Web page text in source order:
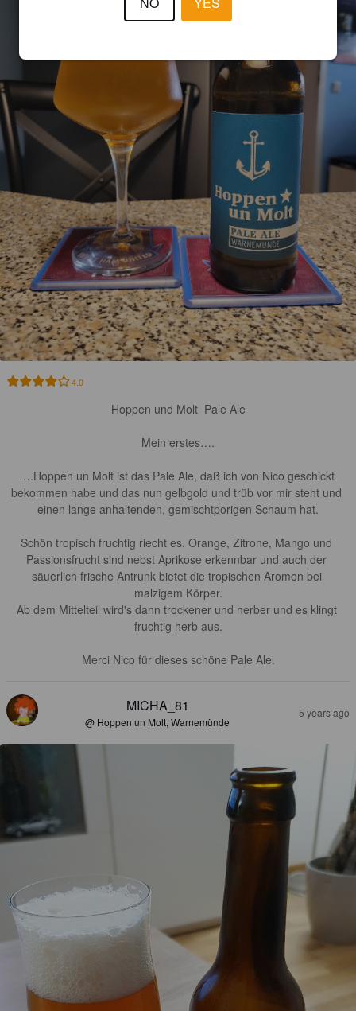
4.0
Hoppen und Molt  Pale Ale
Mein erstes….
….Hoppen un Molt ist das Pale Ale, daß ich von Nico geschickt
bekommen habe und das nun gelbgold und trüb vor mir steht und
einen lange anhaltenden, gemischtporigen Schaum hat.
Schön tropisch fruchtig riecht es. Orange, Zitrone, Mango und
Passionsfrucht sind nebst Aprikose erkennbar und auch der
säuerlich frische Antrunk bietet die tropischen Aromen bei
malzigem Körper.
Ab dem Mittelteil wird's dann trockener und herber und es klingt
fruchtig herb aus.
Merci Nico für dieses schöne Pale Ale.
MICHA_81
@ Hoppen un Molt, Warnemünde
5 years ago